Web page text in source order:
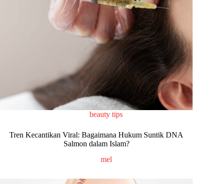
beauty tips
Tren Kecantikan Viral: Bagaimana Hukum Suntik DNA
Salmon dalam Islam?
mel